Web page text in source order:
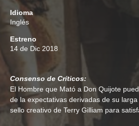
Idioma
Inglés
Estreno
14 de Dic 2018
Consenso de Críticos:
El Hombre que Mató a Don Quijote
de la expectativas derivadas de su
sello creativo de Terry Gilliam para